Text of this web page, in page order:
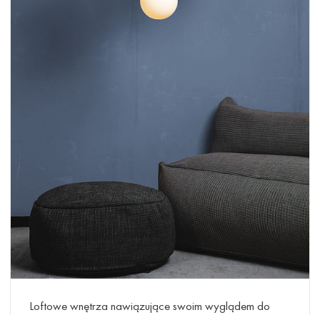
Loftowe wnętrza nawiązujące swoim wyglądem do